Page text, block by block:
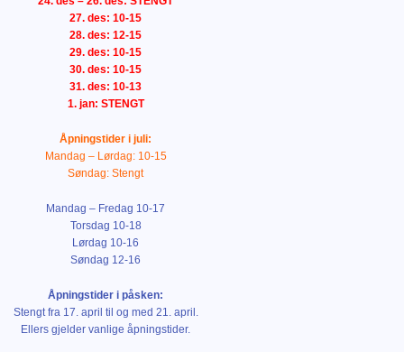
27. des: 10-15
28. des: 12-15
29. des: 10-15
30. des: 10-15
31. des: 10-13
1. jan: STENGT
Åpningstider i juli:
Mandag – Lørdag: 10-15
Søndag: Stengt
Mandag – Fredag 10-17
Torsdag 10-18
Lørdag 10-16
Søndag 12-16
Åpningstider i påsken:
Stengt fra 17. april til og med 21. april.
Ellers gjelder vanlige åpningstider.